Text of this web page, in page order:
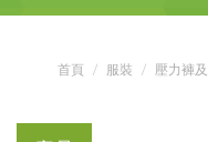
首頁 服裝 壓力褲